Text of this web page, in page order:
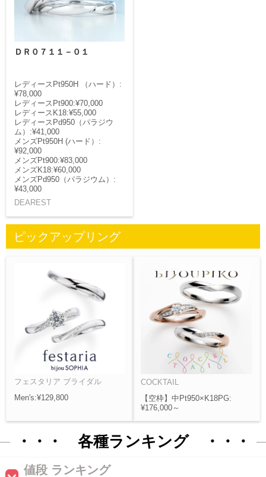
ＤＲ０７１１－０１
レディースPt950H （ハード）:
¥78,000
レディースPt900:¥70,000
レディースK18:¥55,000
レディースPd950（パラジウ
ム）:¥41,000
メンズPt950H (ハード）:
¥92,000
メンズPt900:¥83,000
メンズK18:¥60,000
メンズPd950（パラジウム）:
¥43,000
DEAREST
ピックアップリング
フェスタリア ブライダル
Men's:¥129,800
COCKTAIL
【空枠】中Pt950×K18PG:
¥176,000～
・・・ 各種ランキング ・・・
値段 ランキング